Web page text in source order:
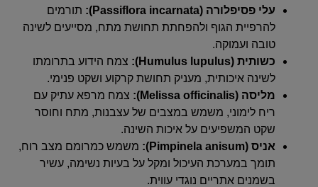
עלי פסיפלורה (Passiflora incarnata):
תורמים
להרפיית הגוף ולהפחתת תחושת מתח, מסייעים לשינה
טובה ועמוקה.
כשותית (Humulus lupulus):
צמח הידוע בתרומתו
לשינה איכותית, מעניק תחושת קרקוע ושקט פנימי.
מליסה (Melissa officinalis):
צמח מרפא עתיק עם
ריח לימוני, משמש במצבים של עצבנות, מתח וחוסר
שקט המשפיעים על איכות השינה.
אניס (Pimpinela anisum):
משמש כמרומם מצב רוח,
תומך במערכת העיכול ומקל על בעיות נשימה, עשיר
בשמנים אתריים נוגדי עווית.